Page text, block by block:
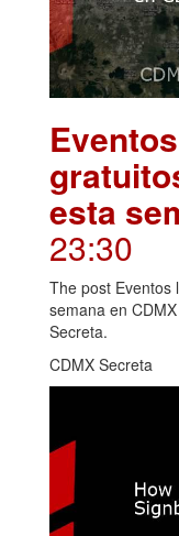
esta
23:30
The post Eventos
semana en
Secreta.
CDMX Secreta